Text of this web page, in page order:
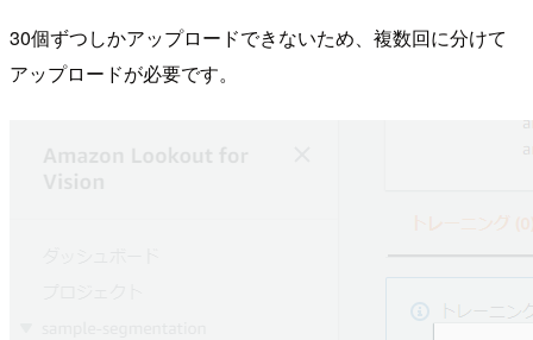
30個ずつしかアップロードできないため、複数回に分けて
アップロードが必要です。